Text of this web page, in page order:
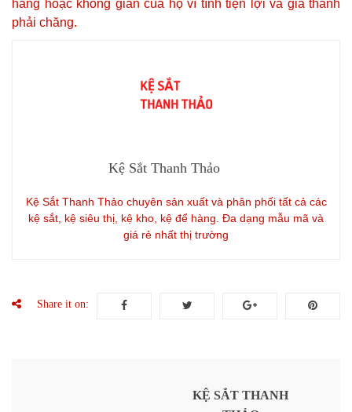
hàng hoặc không gian của họ vì tính tiện lợi và giá thành
phải chăng.
Kệ Sắt Thanh Thảo
Kệ Sắt Thanh Thảo chuyên sản xuất và phân phối tất cả các
kệ sắt, kệ siêu thị, kệ kho, kệ để hàng. Đa dạng mẫu mã và
giá rẻ nhất thị trường
Share it on:
KỆ SẮT THANH